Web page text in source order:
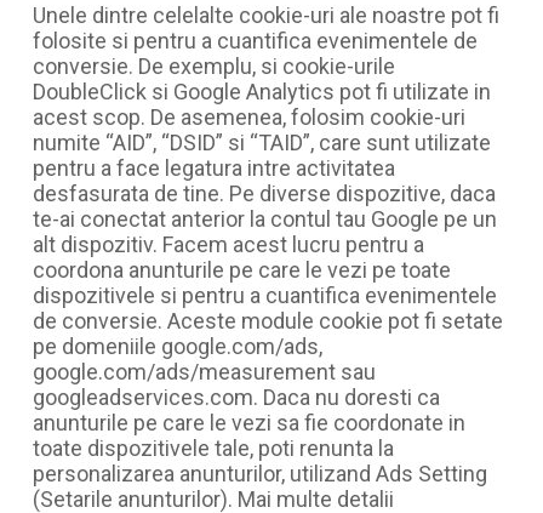
Unele dintre celelalte cookie-uri ale noastre pot fi
folosite si pentru a cuantifica evenimentele de
conversie. De exemplu, si cookie-urile
DoubleClick si Google Analytics pot fi utilizate in
acest scop. De asemenea, folosim cookie-uri
numite “AID”, “DSID” si “TAID”, care sunt utilizate
pentru a face legatura intre activitatea
desfasurata de tine. Pe diverse dispozitive, daca
te-ai conectat anterior la contul tau Google pe un
alt dispozitiv. Facem acest lucru pentru a
coordona anunturile pe care le vezi pe toate
dispozitivele si pentru a cuantifica evenimentele
de conversie. Aceste module cookie pot fi setate
pe domeniile google.com/ads,
google.com/ads/measurement sau
googleadservices.com. Daca nu doresti ca
anunturile pe care le vezi sa fie coordonate in
toate dispozitivele tale, poti renunta la
personalizarea anunturilor, utilizand Ads Setting
(Setarile anunturilor). Mai multe detalii